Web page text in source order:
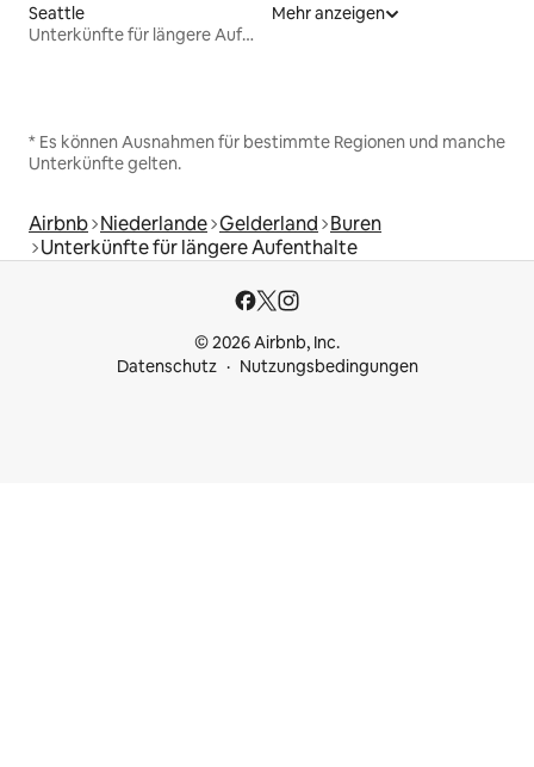
Seattle
Unterkünfte für längere Aufenthalte
Mehr anzeigen
* Es können Ausnahmen für bestimmte Regionen und manche
Unterkünfte gelten.
Airbnb Niederlande Gelderland Buren
Unterkünfte für längere Aufenthalte
© 2026 Airbnb, Inc.
Datenschutz
Nutzungsbedingungen